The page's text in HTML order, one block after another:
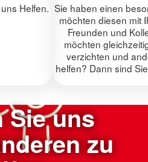
Helfen. Sie haben einen
möchten diesen mit
Freunden und
möchten
verzichten und
helfen? Dann sind
Sie uns
zu